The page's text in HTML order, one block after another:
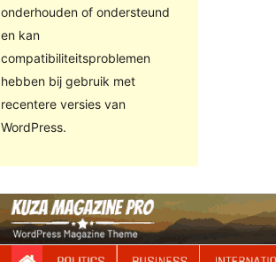
onderhouden of ondersteund
en kan
compatibiliteitsproblemen
hebben bij gebruik met
recentere versies van
WordPress.